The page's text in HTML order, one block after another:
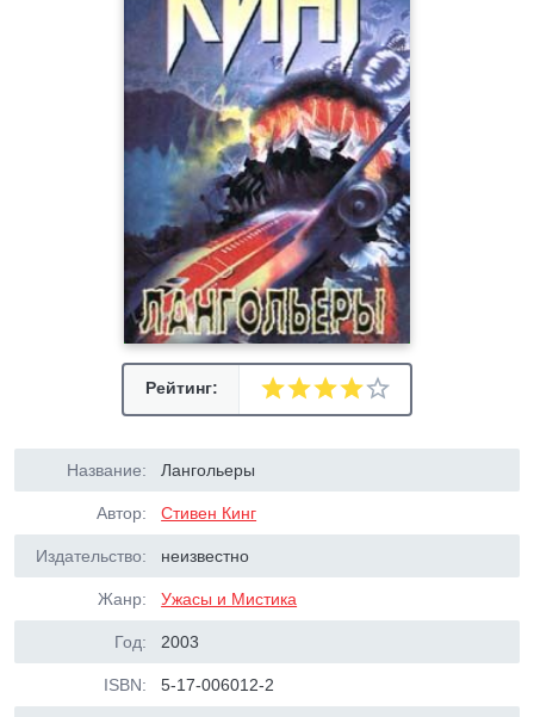
Рейтинг:
Название: Лангольеры
Автор: Стивен Кинг
Издательство: неизвестно
Жанр: Ужасы и Мистика
Год: 2003
ISBN: 5-17-006012-2